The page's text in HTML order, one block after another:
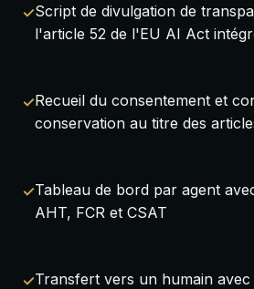
Script de divulgation de
l'article 52 de l'EU AI Act
Recueil du consentement et
conservation au titre des
Tableau de bord par agent
AHT, FCR et CSAT
Transfert vers un humain